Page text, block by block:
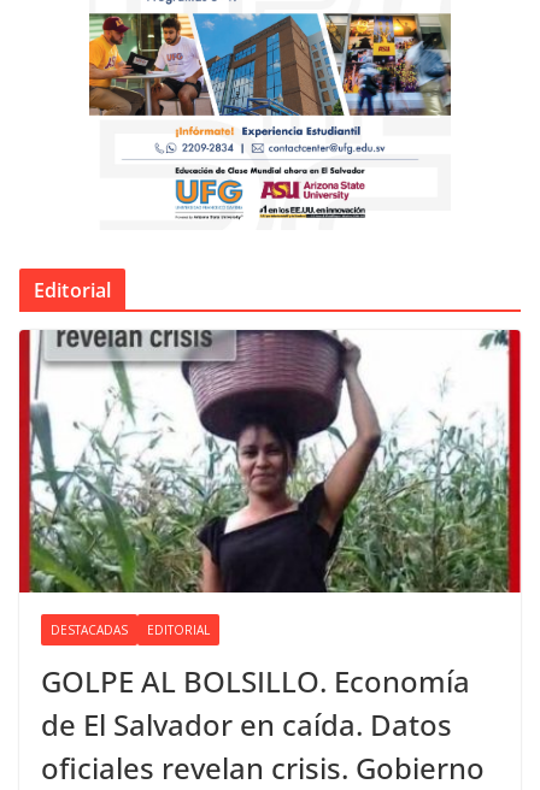
Editorial
DESTACADAS EDITORIAL
GOLPE AL BOLSILLO. Economía
de El Salvador en caída. Datos
oficiales revelan crisis. Gobierno